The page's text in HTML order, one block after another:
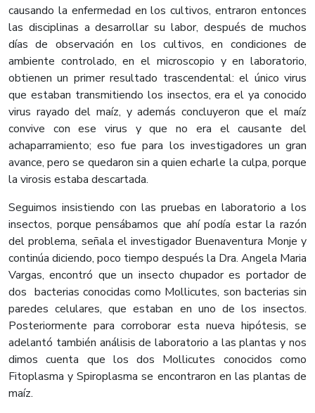
causando la enfermedad en los cultivos, entraron entonces
las disciplinas a desarrollar su labor, después de muchos
días de observación en los cultivos, en condiciones de
ambiente controlado, en el microscopio y en laboratorio,
obtienen un primer resultado trascendental: el único virus
que estaban transmitiendo los insectos, era el ya conocido
virus rayado del maíz, y además concluyeron que el maíz
convive con ese virus y que no era el causante del
achaparramiento; eso fue para los investigadores un gran
avance, pero se quedaron sin a quien echarle la culpa, porque
la virosis estaba descartada.
Seguimos insistiendo con las pruebas en laboratorio a los
insectos, porque pensábamos que ahí podía estar la razón
del problema, señala el investigador Buenaventura Monje y
continúa diciendo, poco tiempo después la Dra. Angela Maria
Vargas, encontró que un insecto chupador es portador de
dos bacterias conocidas como Mollicutes, son bacterias sin
paredes celulares, que estaban en uno de los insectos.
Posteriormente para corroborar esta nueva hipótesis, se
adelantó también análisis de laboratorio a las plantas y nos
dimos cuenta que los dos Mollicutes conocidos como
Fitoplasma y Spiroplasma se encontraron en las plantas de
maíz.